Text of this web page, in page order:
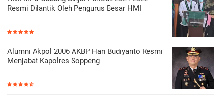
Resmi Dilantik Oleh Pengurus Besar HMI
Alumni Akpol 2006 AKBP Hari Budiyanto Resmi
Menjabat Kapolres Soppeng